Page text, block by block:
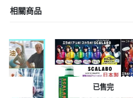
相關商品
已售完